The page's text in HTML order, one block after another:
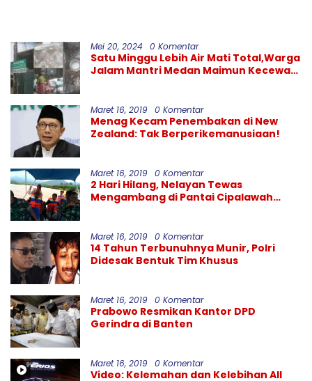
Mei 20, 2024 0 Komentar
Satu Minggu Lebih Air Mati Total,Warga
Jalam Mantri Medan Maimun Kecewa
Maret 16, 2019 0 Komentar
Menag Kecam Penembakan di New
Zealand: Tak Berperikemanusiaan!
Maret 16, 2019 0 Komentar
2 Hari Hilang, Nelayan Tewas
Mengambang di Pantai Cipalawah
Maret 16, 2019 0 Komentar
14 Tahun Terbunuhnya Munir, Polri
Didesak Bentuk Tim Khusus
Maret 16, 2019 0 Komentar
Prabowo Resmikan Kantor DPD
Gerindra di Banten
Maret 16, 2019 0 Komentar
Video: Kelemahan dan Kelebihan All